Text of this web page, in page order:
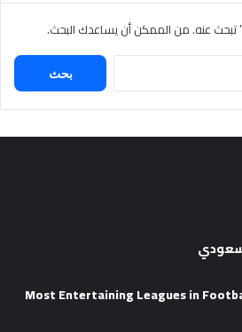
’ تبحث عنه. من الممكن أن يساعدك البحث.
البحث
2026 Most Entertaining Leagues in